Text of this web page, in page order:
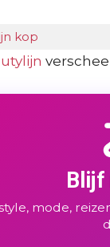
kop
Blijf
mode,